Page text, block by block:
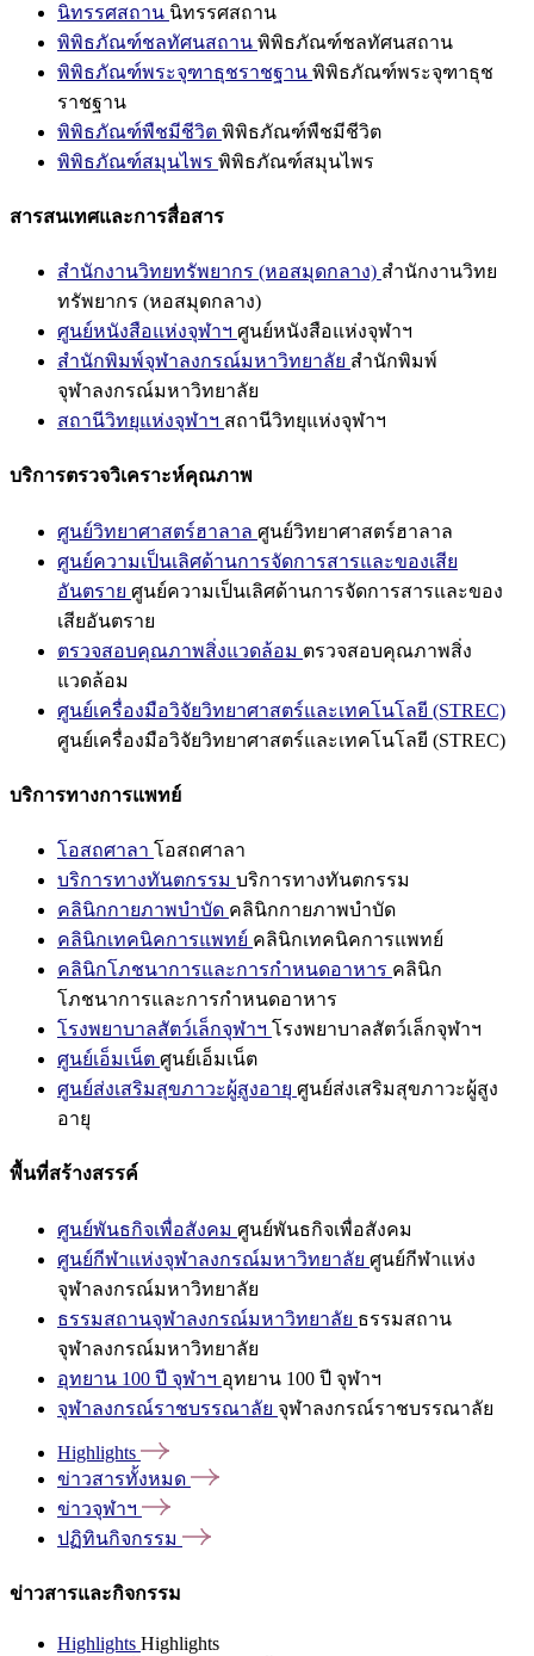
นิทรรศสถาน นิทรรศสถาน
พิพิธภัณฑ์ชลทัศนสถาน พิพิธภัณฑ์ชลทัศนสถาน
พิพิธภัณฑ์พระจุฑาธุชราชฐาน พิพิธภัณฑ์พระจุฑาธุช
ราชฐาน
พิพิธภัณฑ์พืชมีชีวิต พิพิธภัณฑ์พืชมีชีวิต
พิพิธภัณฑ์สมุนไพร พิพิธภัณฑ์สมุนไพร
สารสนเทศและการสื่อสาร
สำนักงานวิทยทรัพยากร (หอสมุดกลาง) สำนักงานวิทย
ทรัพยากร (หอสมุดกลาง)
ศูนย์หนังสือแห่งจุฬาฯ ศูนย์หนังสือแห่งจุฬาฯ
สำนักพิมพ์จุฬาลงกรณ์มหาวิทยาลัย สำนักพิมพ์
จุฬาลงกรณ์มหาวิทยาลัย
สถานีวิทยุแห่งจุฬาฯ สถานีวิทยุแห่งจุฬาฯ
บริการตรวจวิเคราะห์คุณภาพ
ศูนย์วิทยาศาสตร์ฮาลาล ศูนย์วิทยาศาสตร์ฮาลาล
ศูนย์ความเป็นเลิศด้านการจัดการสารและของเสีย
อันตราย ศูนย์ความเป็นเลิศด้านการจัดการสารและของ
เสียอันตราย
ตรวจสอบคุณภาพสิ่งแวดล้อม ตรวจสอบคุณภาพสิ่ง
แวดล้อม
ศูนย์เครื่องมือวิจัยวิทยาศาสตร์และเทคโนโลยี (STREC)
ศูนย์เครื่องมือวิจัยวิทยาศาสตร์และเทคโนโลยี (STREC)
บริการทางการแพทย์
โอสถศาลา โอสถศาลา
บริการทางทันตกรรม บริการทางทันตกรรม
คลินิกกายภาพบำบัด คลินิกกายภาพบำบัด
คลินิกเทคนิคการแพทย์ คลินิกเทคนิคการแพทย์
คลินิกโภชนาการและการกำหนดอาหาร คลินิก
โภชนาการและการกำหนดอาหาร
โรงพยาบาลสัตว์เล็กจุฬาฯ โรงพยาบาลสัตว์เล็กจุฬาฯ
ศูนย์เอ็มเน็ต ศูนย์เอ็มเน็ต
ศูนย์ส่งเสริมสุขภาวะผู้สูงอายุ ศูนย์ส่งเสริมสุขภาวะผู้สูง
อายุ
พื้นที่สร้างสรรค์
ศูนย์พันธกิจเพื่อสังคม ศูนย์พันธกิจเพื่อสังคม
ศูนย์กีฬาแห่งจุฬาลงกรณ์มหาวิทยาลัย ศูนย์กีฬาแห่ง
จุฬาลงกรณ์มหาวิทยาลัย
ธรรมสถานจุฬาลงกรณ์มหาวิทยาลัย ธรรมสถาน
จุฬาลงกรณ์มหาวิทยาลัย
อุทยาน 100 ปี จุฬาฯ อุทยาน 100 ปี จุฬาฯ
จุฬาลงกรณ์ราชบรรณาลัย จุฬาลงกรณ์ราชบรรณาลัย
Highlights
ข่าวสารทั้งหมด
ข่าวจุฬาฯ
ปฏิทินกิจกรรม
ข่าวสารและกิจกรรม
Highlights Highlights